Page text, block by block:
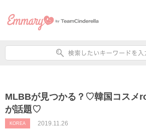
MLBBが見つかる？♡韓国コスメ
が話題♡
KOREA 2019.11.26